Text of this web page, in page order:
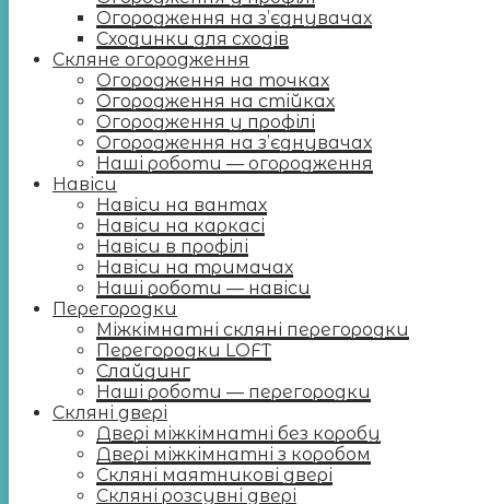
Огородження на з’єднувачах
Сходинки для сходів
Скляне огородження
Огородження на точках
Огородження на стійках
Огородження у профілі
Огородження на з’єднувачах
Наші роботи — огородження
Навіси
Навіси на вантах
Навіси на каркасі
Навіси в профілі
Навіси на тримачах
Наші роботи — навіси
Перегородки
Міжкімнатні скляні перегородки
Перегородки LOFT
Слайдинг
Наші роботи — перегородки
Скляні двері
Двері міжкімнатні без коробу
Двері міжкімнатні з коробом
Скляні маятникові двері
Скляні розсувні двері